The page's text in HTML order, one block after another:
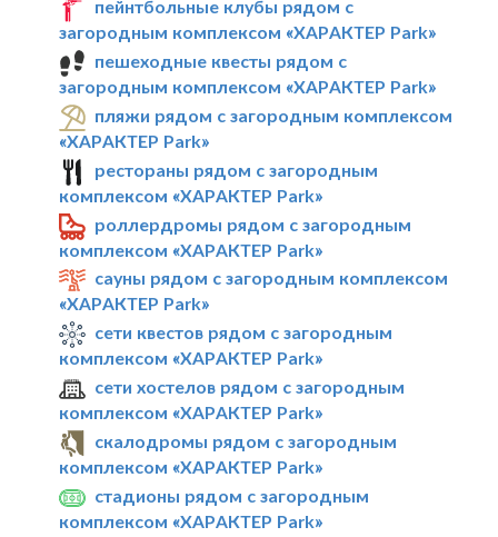
пейнтбольные клубы рядом с
загородным комплексом «ХАРАКТЕР Park»
пешеходные квесты рядом с
загородным комплексом «ХАРАКТЕР Park»
пляжи рядом с загородным комплексом
«ХАРАКТЕР Park»
рестораны рядом с загородным
комплексом «ХАРАКТЕР Park»
роллердромы рядом с загородным
комплексом «ХАРАКТЕР Park»
сауны рядом с загородным комплексом
«ХАРАКТЕР Park»
сети квестов рядом с загородным
комплексом «ХАРАКТЕР Park»
сети хостелов рядом с загородным
комплексом «ХАРАКТЕР Park»
скалодромы рядом с загородным
комплексом «ХАРАКТЕР Park»
стадионы рядом с загородным
комплексом «ХАРАКТЕР Park»